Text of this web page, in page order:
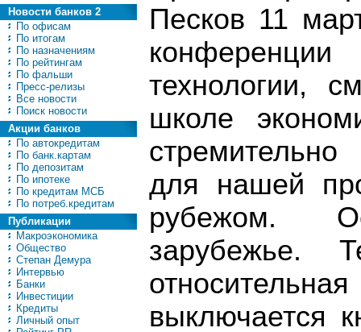
Новости банков 2
По офисам
По итогам
По назначениям
По рейтингам
По фальши
Пресс-релизы
Все новости
Поиск новости
Акции банков
По автокредитам
По банк.картам
По депозитам
По ипотеке
По кредитам МСБ
По потреб.кредитам
Публикации
Макроэкономика
Общество
Степан Демура
Интервью
Банки
Инвестиции
Кредиты
Личный опыт
Песков 11
технологии,
школе
для нашей
рубежом.
зарубежье.
выключается